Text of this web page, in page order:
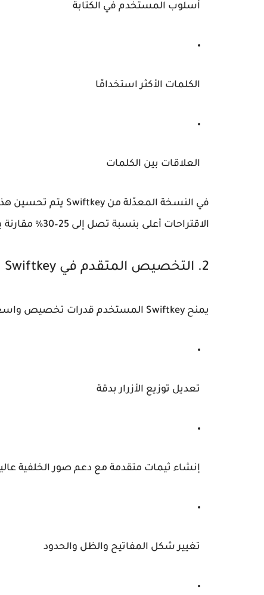
أسلوب المستخدم في الكتابة
الكلمات الأكثر استخدامًا
العلاقات بين الكلمات
في النسخة المعدّلة من Swiftkey يتم تحسين
الاقتراحات أعلى بنسبة تصل إلى 25–30% مقارنة بالإعدادات الأساسية.
2. التخصيص المتقدم في Swiftkey
يمنح Swiftkey المستخدم قدرات تخصيص
تعديل توزيع الأزرار بدقة
إنشاء ثيمات متقدمة مع دعم صور الخلفية
تغيير شكل المفاتيح والظل والحدود